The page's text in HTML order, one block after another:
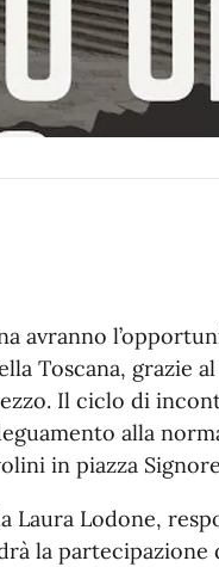
avranno
Toscana, grazie
Il ciclo di
alla
in piazza
Laura Lodone,
la